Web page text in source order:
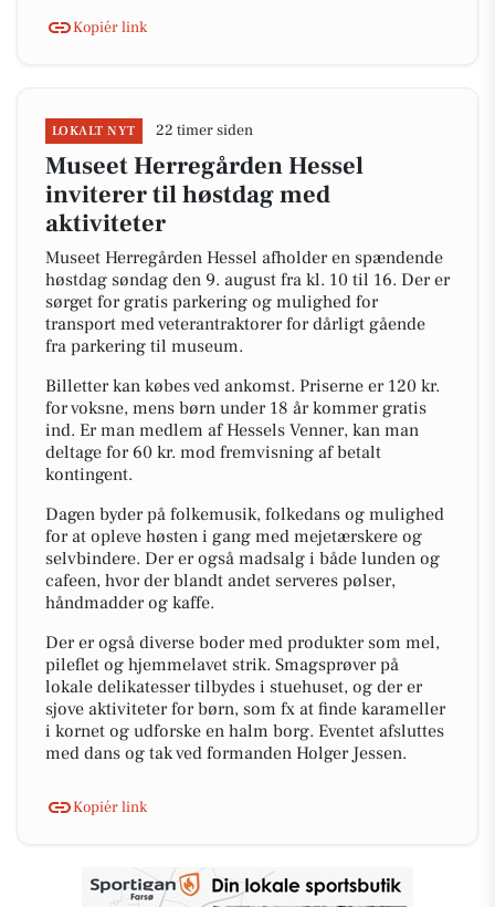
Kopiér link
LOKALT NYT 22 timer siden
Museet Herregården Hessel
inviterer til høstdag med
aktiviteter
Museet Herregården Hessel afholder en spændende
høstdag søndag den 9. august fra kl. 10 til 16. Der er
sørget for gratis parkering og mulighed for
transport med veterantraktorer for dårligt gående
fra parkering til museum.
Billetter kan købes ved ankomst. Priserne er 120 kr.
for voksne, mens børn under 18 år kommer gratis
ind. Er man medlem af Hessels Venner, kan man
deltage for 60 kr. mod fremvisning af betalt
kontingent.
Dagen byder på folkemusik, folkedans og mulighed
for at opleve høsten i gang med mejetærskere og
selvbindere. Der er også madsalg i både lunden og
cafeen, hvor der blandt andet serveres pølser,
håndmadder og kaffe.
Der er også diverse boder med produkter som mel,
pileflet og hjemmelavet strik. Smagsprøver på
lokale delikatesser tilbydes i stuehuset, og der er
sjove aktiviteter for børn, som fx at finde karameller
i kornet og udforske en halm borg. Eventet afsluttes
med dans og tak ved formanden Holger Jessen.
Kopiér link